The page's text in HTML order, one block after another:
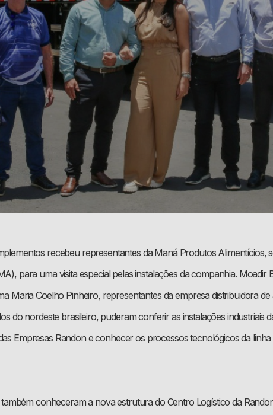
recebeu representantes da Maná Produtos Alimentícios,
para uma visita especial pelas instalações da companhia. Moadir
Maria Coelho Pinheiro, representantes da empresa distribuidora de
do nordeste brasileiro, puderam conferir as instalações industriais
Empresas Randon e conhecer os processos tecnológicos da
também conheceram a nova estrutura do Centro Logístico da